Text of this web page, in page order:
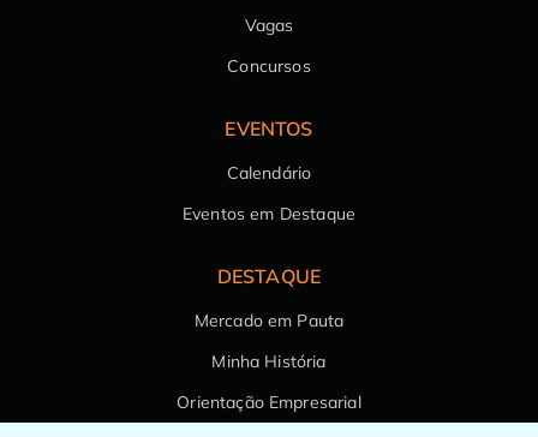
Vagas
Concursos
EVENTOS
Calendário
Eventos em Destaque
DESTAQUE
Mercado em Pauta
Minha História
Orientação Empresarial